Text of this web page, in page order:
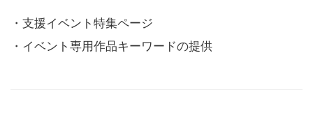
・支援イベント特集ページ
・イベント専用作品キーワードの提供